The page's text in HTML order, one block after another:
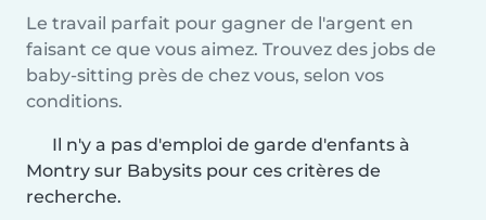
Le travail parfait pour gagner de l'argent en
faisant ce que vous aimez. Trouvez des jobs de
baby-sitting près de chez vous, selon vos
conditions.
Il n'y a pas d'emploi de garde d'enfants à
Montry sur Babysits pour ces critères de
recherche.